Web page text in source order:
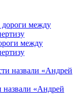
между
назвали «Андрей